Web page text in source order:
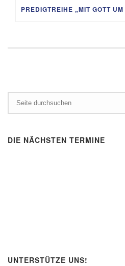
DIE NÄCHSTEN TERMINE
UNTERSTÜTZE UNS!